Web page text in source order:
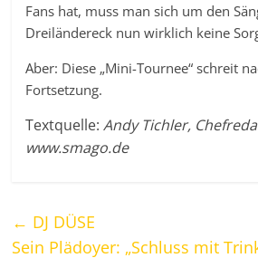
Fans hat, muss man sich um den
Dreiländereck nun wirklich keine
Aber: Diese „Mini-Tournee“ schreit
Fortsetzung.
Textquelle:Andy Tichler,
www.smago.de
← DJ DÜSE
Sein Plädoyer: „Schluss mit